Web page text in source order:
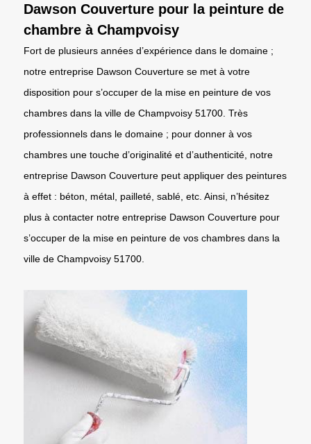
Dawson Couverture pour la peinture de
chambre à Champvoisy
Fort de plusieurs années d’expérience dans le domaine ;
notre entreprise Dawson Couverture se met à votre
disposition pour s’occuper de la mise en peinture de vos
chambres dans la ville de Champvoisy 51700. Très
professionnels dans le domaine ; pour donner à vos
chambres une touche d’originalité et d’authenticité, notre
entreprise Dawson Couverture peut appliquer des peintures
à effet : béton, métal, pailleté, sablé, etc. Ainsi, n’hésitez
plus à contacter notre entreprise Dawson Couverture pour
s’occuper de la mise en peinture de vos chambres dans la
ville de Champvoisy 51700.